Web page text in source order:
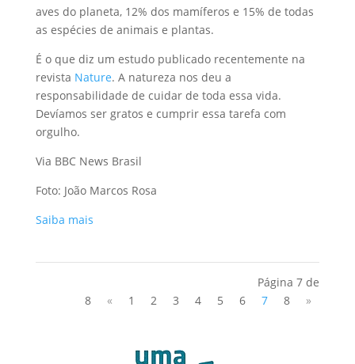
aves do planeta, 12% dos mamíferos e 15% de todas
as espécies de animais e plantas.
É o que diz um estudo publicado recentemente na
revista Nature. A natureza nos deu a
responsabilidade de cuidar de toda essa vida.
Devíamos ser gratos e cumprir essa tarefa com
orgulho.
Via BBC News Brasil
Foto: João Marcos Rosa
Saiba mais
Página 7 de
8
« 1 2 3 4 5 6 7 8 »